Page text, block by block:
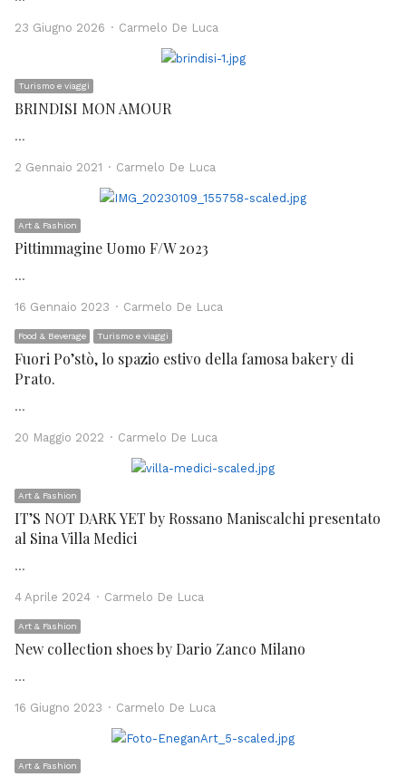
23 Giugno 2026 Author
Carmelo De Luca
Turismo e viaggi
BRINDISI MON AMOUR
…
2 Gennaio 2021 Author
Carmelo De Luca
Art & Fashion
Pittimmagine Uomo F/W 2023
…
16 Gennaio 2023 Author
Carmelo De Luca
Food & Beverage Turismo e viaggi
Fuori Po’stò, lo spazio estivo della famosa bakery di
Prato.
…
20 Maggio 2022 Author
Carmelo De Luca
Art & Fashion
IT’S NOT DARK YET by Rossano Maniscalchi presentato
al Sina Villa Medici
…
4 Aprile 2024 Author
Carmelo De Luca
Art & Fashion
New collection shoes by Dario Zanco Milano
…
16 Giugno 2023 Author
Carmelo De Luca
Art & Fashion